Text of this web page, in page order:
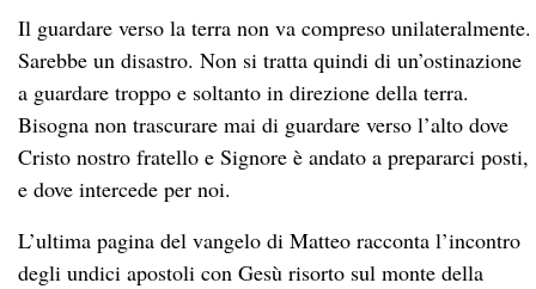
Il guardare verso la terra non va compreso unilateralmente.
Sarebbe un disastro. Non si tratta quindi di un’ostinazione
a guardare troppo e soltanto in direzione della terra.
Bisogna non trascurare mai di guardare verso l’alto dove
Cristo nostro fratello e Signore è andato a prepararci posti,
e dove intercede per noi.
L’ultima pagina del vangelo di Matteo racconta l’incontro
degli undici apostoli con Gesù risorto sul monte della